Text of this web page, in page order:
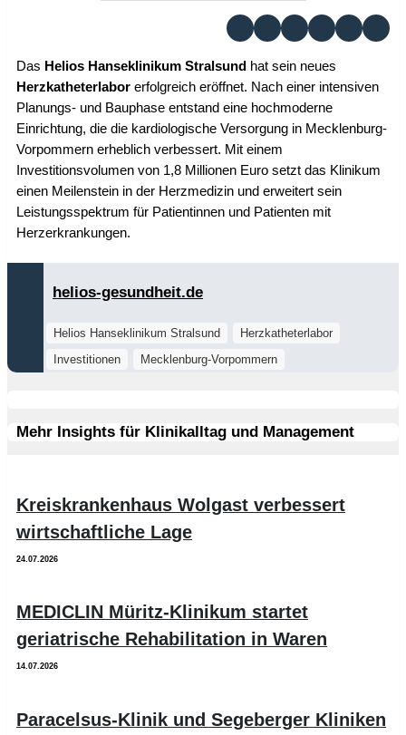
Das Helios Hanseklinikum Stralsund hat sein neues
Herzkatheterlabor erfolgreich eröffnet. Nach einer intensiven
Planungs- und Bauphase entstand eine hochmoderne
Einrichtung, die die kardiologische Versorgung in Mecklenburg-
Vorpommern erheblich verbessert. Mit einem
Investitionsvolumen von 1,8 Millionen Euro setzt das Klinikum
einen Meilenstein in der Herzmedizin und erweitert sein
Leistungsspektrum für Patientinnen und Patienten mit
Herzerkrankungen.
helios-gesundheit.de
Helios Hanseklinikum Stralsund
Herzkatheterlabor
Investitionen
Mecklenburg-Vorpommern
Mehr Insights für Klinikalltag und Management
Kreiskrankenhaus Wolgast verbessert
wirtschaftliche Lage
24.07.2026
MEDICLIN Müritz-Klinikum startet
geriatrische Rehabilitation in Waren
14.07.2026
Paracelsus-Klinik und Segeberger Kliniken